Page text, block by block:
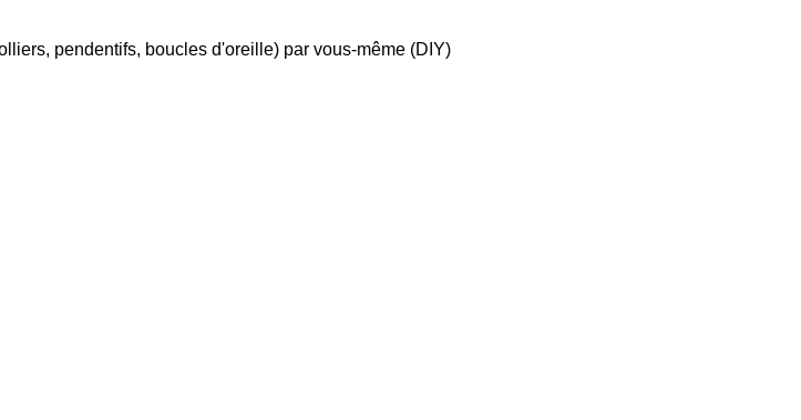
pendentifs, boucles d'oreille) par vous-même (DIY)